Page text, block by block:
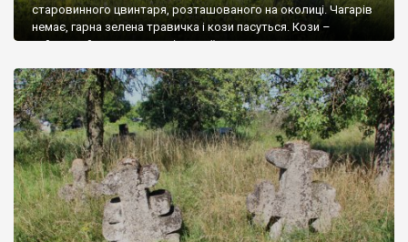
старовинного цвинтаря, розташованого на околиці. Чагарів
немає, гарна зелена травичка і кози пасуться. Кози –
найкращий регулятор шкідливої, для старих кладовищ,
бруньками, кози ті бруньки обгризають, бо то улюблений
делікатес. На цвинтарі у Голубечому ціла колекція
різноманітних форм хрестів. Село відносно невелике, […]